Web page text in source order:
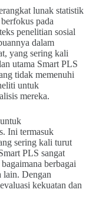
lunak statistik
pada
penelitian sosial
dalam
yang sering kali
utama Smart PLS
tidak memenuhi
untuk
mereka.
Ini termasuk
sering kali turut
PLS sangat
berbagai
lain. Dengan
kekuatan dan